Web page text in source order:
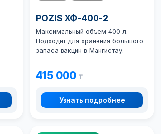
POZIS ХФ-400-2
Максимальный объем 400 л.
Подходит для хранения большого
запаса вакцин в Мангистау.
415 000₸
Узнать подробнее